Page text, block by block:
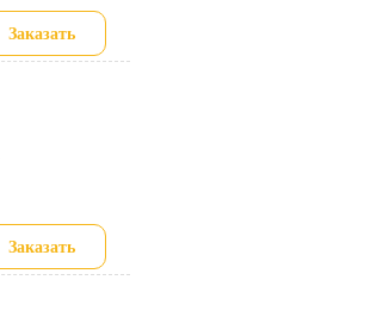
Заказать
Заказать